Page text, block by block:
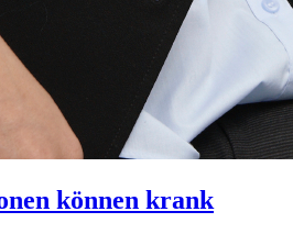
können krank